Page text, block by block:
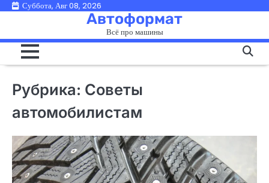
ПерейтиСуббота, Авг 08, 2026
Автоформат
Всё про машины
Рубрика: Советы
автомобилистам